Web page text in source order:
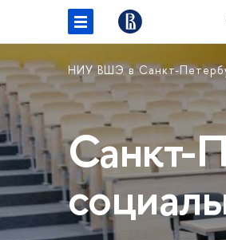
НИУ ВШЭ в Санкт-
Санкт-